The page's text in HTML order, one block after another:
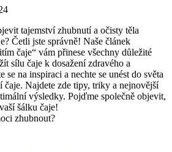
tajemství zhubnutí a očisty těla
Četli jste ‌správně! Naše‍ článek
čaje“ ​vám přinese všechny důležité
sílu čaje k dosažení ​zdravého ⁣a
se na inspiraci a nechte​ se unést do ‍světa
⁣čaje. ​Najdete zde tipy,‌ triky a nejnovější
výsledky. Pojďme společně objevit,
šálku čaje!